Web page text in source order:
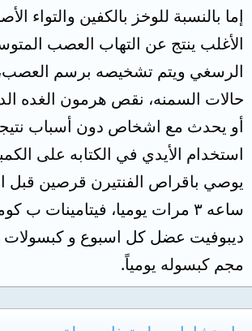
إما بالنسبة للوخز بالكفين والتواء
الأغلب ينتج عن التهاب العصب
الرسغي ويتم تشخيصه برسم
حالات السمنه، نقص هرمون الغده
أو يحدث مع اشخاص دون أسباب
استخدام الأيدي في الكتابه على
يوصي باقراص الفنتيرن قرصين قبل
ساعه ٣ مرات يوميا، فيتامينات
مجم كبسوله يومياً.